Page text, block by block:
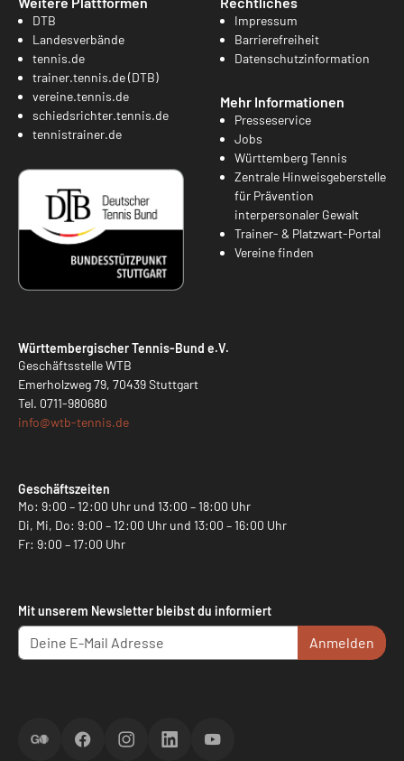
DTB
Landesverbände
tennis.de
trainer.tennis.de (DTB)
vereine.tennis.de
schiedsrichter.tennis.de
tennistrainer.de
Impressum
Barrierefreiheit
Datenschutzinformation
Mehr Informationen
Presseservice
Jobs
Württemberg Tennis
Zentrale Hinweisgeberstelle
für Prävention
interpersonaler Gewalt
Trainer- & Platzwart-Portal
Vereine finden
Württembergischer Tennis-Bund e.V.
Geschäftsstelle WTB
Emerholzweg 79, 70439 Stuttgart
Tel. 0711-980680
info@wtb-tennis.de
Geschäftszeiten
Mo: 9:00 – 12:00 Uhr und 13:00 – 18:00 Uhr
Di, Mi, Do: 9:00 – 12:00 Uhr und 13:00 – 16:00 Uhr
Fr: 9:00 – 17:00 Uhr
Mit unserem Newsletter bleibst du informiert
Anmelden
ScoreGOFacebookInstagramLinkedInYouTube